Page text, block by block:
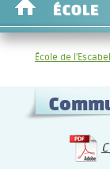
ÉCOLE
École de